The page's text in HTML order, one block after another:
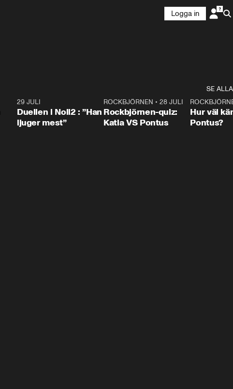
Logga in
SE ALLA
29 JULI
Duellen i Noll2 : ”Han
ljuger mest”
0:15
ROCKBJÖRNEN •28 JULI
Rockbjörnen-quiz:
Katia VS Pontus
Hur väl
Pontus?